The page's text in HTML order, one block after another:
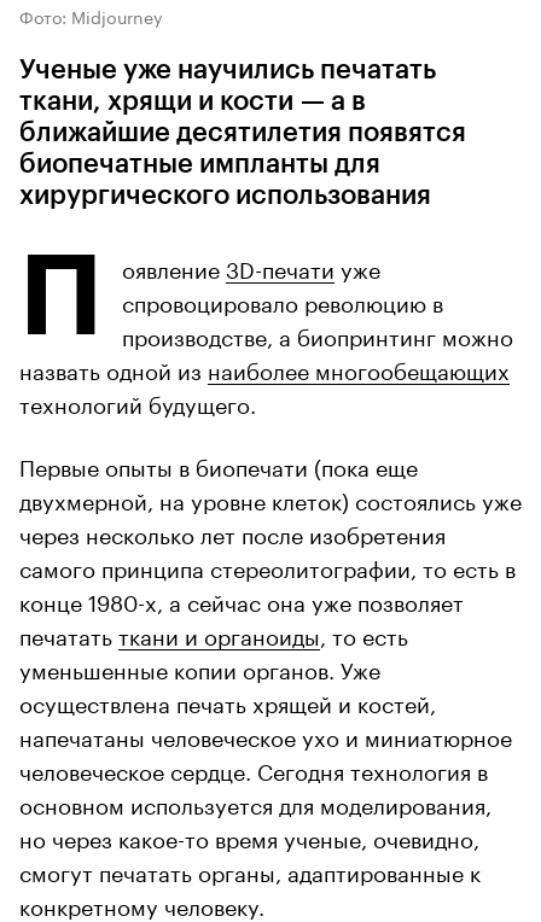
Фото: Midjourney
Ученые уже научились печатать
ткани, хрящи и кости — а в
ближайшие десятилетия появятся
биопечатные импланты для
хирургического использования
П оявление3D-печати уже
спровоцировало революцию в
производстве, а биопринтинг можно
назвать одной из наиболее многообещающих
технологий будущего.
Первые опыты в биопечати (пока еще
двухмерной, на уровне клеток) состоялись уже
через несколько лет после изобретения
самого принципа стереолитографии, то есть в
конце 1980-х, а сейчас она уже позволяет
печататьткани и органоиды , то есть
уменьшенные копии органов. Уже
осуществлена печать хрящей и костей,
напечатаны человеческое ухо и миниатюрное
человеческое сердце. Сегодня технология в
основном используется для моделирования,
но через какое-то время ученые, очевидно,
смогут печатать органы, адаптированные к
конкретному человеку.